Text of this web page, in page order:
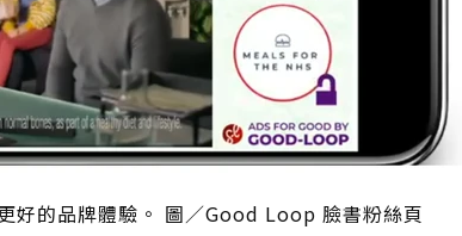
好的品牌體驗。 圖／Good Loop 臉書粉絲頁